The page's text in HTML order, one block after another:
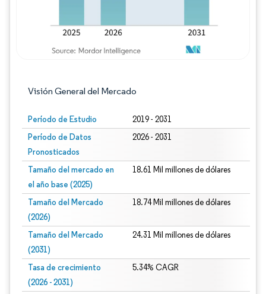
Visión General del Mercado
Período de Estudio 2019 - 2031
Período de Datos
Pronosticados
2026 - 2031
Tamaño del mercado en
el año base (2025)
18.61 Mil millones de dólares
Tamaño del Mercado
(2026)
18.74 Mil millones de dólares
Tamaño del Mercado
(2031)
24.31 Mil millones de dólares
Tasa de crecimiento
(2026 - 2031)
5.34% CAGR